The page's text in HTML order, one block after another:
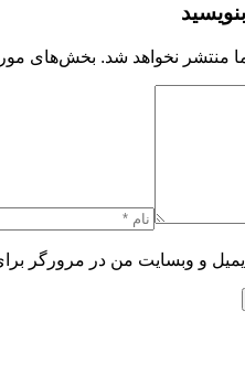
منتشر نخواهد شد. بخش‌های
و وبسایت من در مرورگر